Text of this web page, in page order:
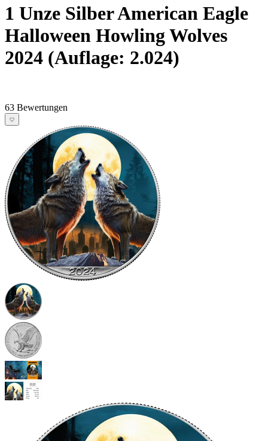
1 Unze Silber American Eagle
Halloween Howling Wolves
2024 (Auflage: 2.024)
63 Bewertungen